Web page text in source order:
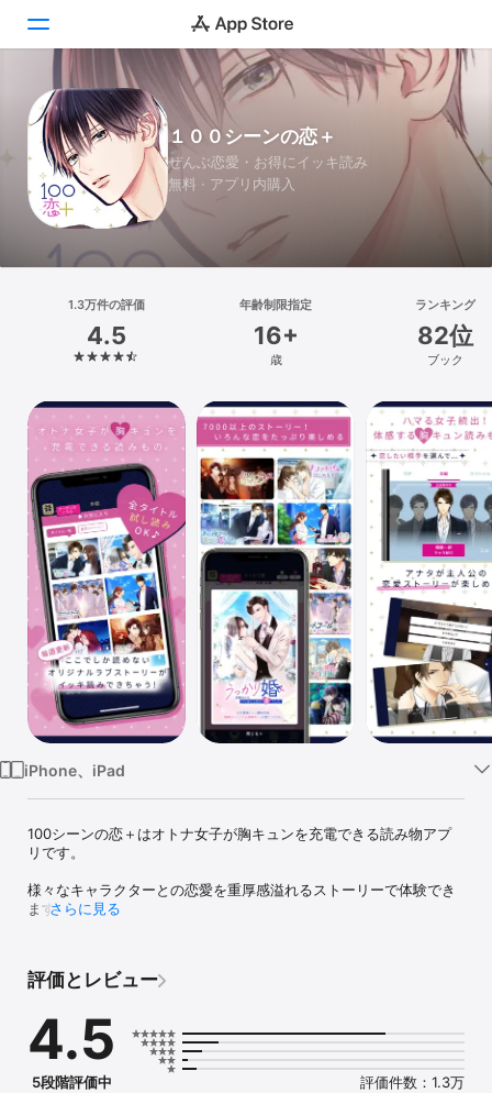
Today
ゲーム
アプリ
Arcade
検索
プラットフォーム
iPhone
iPad
Mac
Vision
Watch
TV
１００シーンの恋＋
ぜんぶ恋愛・お得にイッキ読み
無料 · アプリ内購入
1.3万件の評価
4.5
年齢制限指定
16+
歳
ランキング
82位
ブック
iPhone、iPad
100シーンの恋＋はオトナ女子が胸キュンを充電できる読み物アプ
リです。
様々なキャラクターとの恋愛を重厚感溢れるストーリーで体験でき
ます。
【主な掲載タイトル】
・あの夜からキミに恋してた
コミック版も大ヒット！オトナの恋愛を描いた人気作！
さらに見る
評価とレビュー
4.5
5段階評価中 評価件数：1.3万